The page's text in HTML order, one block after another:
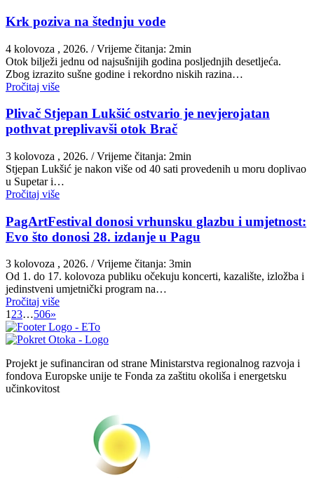
Krk poziva na štednju vode
4 kolovoza , 2026. / Vrijeme čitanja: 2min
Otok bilježi jednu od najsušnijih godina posljednjih desetljeća.
Zbog izrazito sušne godine i rekordno niskih razina…
Pročitaj više
Plivač Stjepan Lukšić ostvario je nevjerojatan
pothvat preplivavši otok Brač
3 kolovoza , 2026. / Vrijeme čitanja: 2min
St​jepan Lukšić je nakon više od 40 sati provedenih u moru doplivao
u Supetar i…
Pročitaj više
PagArtFestival donosi vrhunsku glazbu i umjetnost:
Evo što donosi 28. izdanje u Pagu
3 kolovoza , 2026. / Vrijeme čitanja: 3min
Od 1. do 17. kolovoza publiku očekuju koncerti, kazalište, izložba i
jedinstveni umjetnički program na…
Pročitaj više
123…506»
Projekt je sufinanciran od strane Ministarstva regionalnog razvoja i
fondova Europske unije te Fonda za zaštitu okoliša i energetsku
učinkovitost